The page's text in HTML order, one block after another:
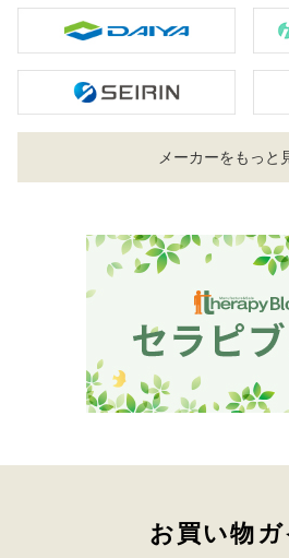
メーカーをもっと
お買い物ガ